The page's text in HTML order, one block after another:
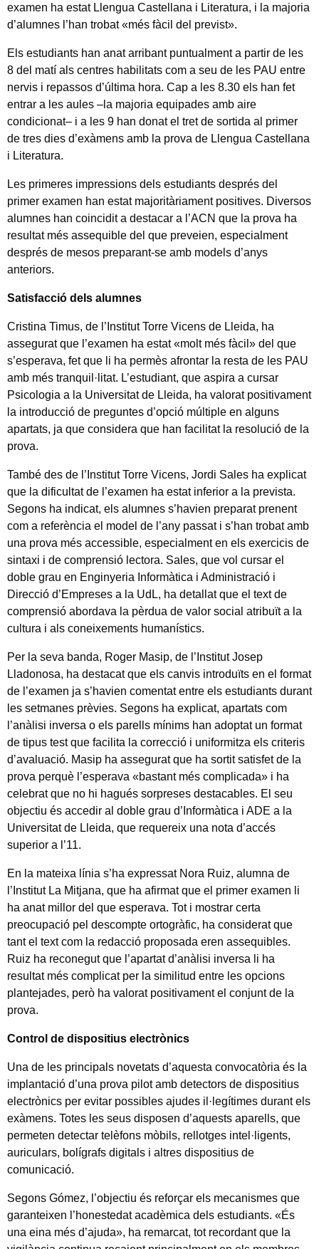
examen ha estat Llengua Castellana i Literatura, i la majoria
d’alumnes l’han trobat «més fàcil del previst».
Els estudiants han anat arribant puntualment a partir de les
8 del matí als centres habilitats com a seu de les PAU entre
nervis i repassos d’última hora. Cap a les 8.30 els han fet
entrar a les aules –la majoria equipades amb aire
condicionat– i a les 9 han donat el tret de sortida al primer
de tres dies d’exàmens amb la prova de Llengua Castellana
i Literatura.
Les primeres impressions dels estudiants després del
primer examen han estat majoritàriament positives. Diversos
alumnes han coincidit a destacar a l’ACN que la prova ha
resultat més assequible del que preveien, especialment
després de mesos preparant-se amb models d’anys
anteriors.
Satisfacció dels alumnes
Cristina Timus, de l’Institut Torre Vicens de Lleida, ha
assegurat que l’examen ha estat «molt més fàcil» del que
s’esperava, fet que li ha permès afrontar la resta de les PAU
amb més tranquil·litat. L’estudiant, que aspira a cursar
Psicologia a la Universitat de Lleida, ha valorat positivament
la introducció de preguntes d’opció múltiple en alguns
apartats, ja que considera que han facilitat la resolució de la
prova.
També des de l’Institut Torre Vicens, Jordi Sales ha explicat
que la dificultat de l’examen ha estat inferior a la prevista.
Segons ha indicat, els alumnes s’havien preparat prenent
com a referència el model de l’any passat i s’han trobat amb
una prova més accessible, especialment en els exercicis de
sintaxi i de comprensió lectora. Sales, que vol cursar el
doble grau en Enginyeria Informàtica i Administració i
Direcció d’Empreses a la UdL, ha detallat que el text de
comprensió abordava la pèrdua de valor social atribuït a la
cultura i als coneixements humanístics.
Per la seva banda, Roger Masip, de l’Institut Josep
Lladonosa, ha destacat que els canvis introduïts en el format
de l’examen ja s’havien comentat entre els estudiants durant
les setmanes prèvies. Segons ha explicat, apartats com
l’anàlisi inversa o els parells mínims han adoptat un format
de tipus test que facilita la correcció i uniformitza els criteris
d’avaluació. Masip ha assegurat que ha sortit satisfet de la
prova perquè l’esperava «bastant més complicada» i ha
celebrat que no hi hagués sorpreses destacables. El seu
objectiu és accedir al doble grau d’Informàtica i ADE a la
Universitat de Lleida, que requereix una nota d’accés
superior a l’11.
En la mateixa línia s’ha expressat Nora Ruiz, alumna de
l’Institut La Mitjana, que ha afirmat que el primer examen li
ha anat millor del que esperava. Tot i mostrar certa
preocupació pel descompte ortogràfic, ha considerat que
tant el text com la redacció proposada eren assequibles.
Ruiz ha reconegut que l’apartat d’anàlisi inversa li ha
resultat més complicat per la similitud entre les opcions
plantejades, però ha valorat positivament el conjunt de la
prova.
Control de dispositius electrònics
Una de les principals novetats d’aquesta convocatòria és la
implantació d’una prova pilot amb detectors de dispositius
electrònics per evitar possibles ajudes il·legítimes durant els
exàmens. Totes les seus disposen d’aquests aparells, que
permeten detectar telèfons mòbils, rellotges intel·ligents,
auriculars, bolígrafs digitals i altres dispositius de
comunicació.
Segons Gómez, l’objectiu és reforçar els mecanismes que
garanteixen l’honestedat acadèmica dels estudiants. «És
una eina més d’ajuda», ha remarcat, tot recordant que la